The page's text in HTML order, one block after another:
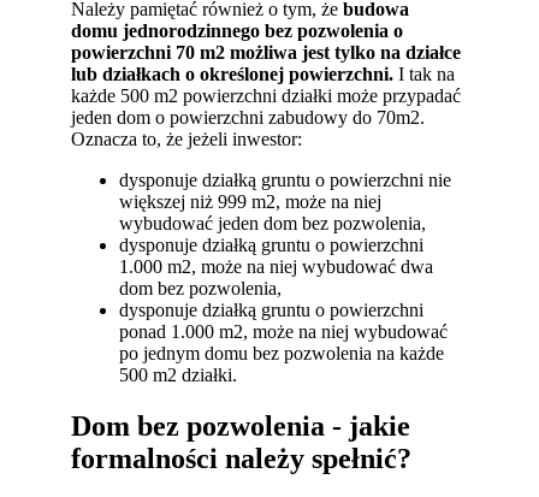
Należy pamiętać również o tym, żebudowa
domu jednorodzinnego bez pozwolenia o
powierzchni 70 m2 możliwa jest tylko na działce
lub działkach o określonej powierzchni. I tak na
każde 500 m2 powierzchni działki może przypadać
jeden dom o powierzchni zabudowy do 70m2.
Oznacza to, że jeżeli inwestor:
dysponuje działką gruntu o powierzchni nie
większej niż 999 m2, może na niej
wybudować jeden dom bez pozwolenia,
dysponuje działką gruntu o powierzchni
1.000 m2, może na niej wybudować dwa
dom bez pozwolenia,
dysponuje działką gruntu o powierzchni
ponad 1.000 m2, może na niej wybudować
po jednym domu bez pozwolenia na każde
500 m2 działki.
Dom bez pozwolenia - jakie
formalności należy spełnić?